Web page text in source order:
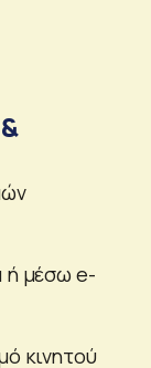
ή μέσω e-
κινητού